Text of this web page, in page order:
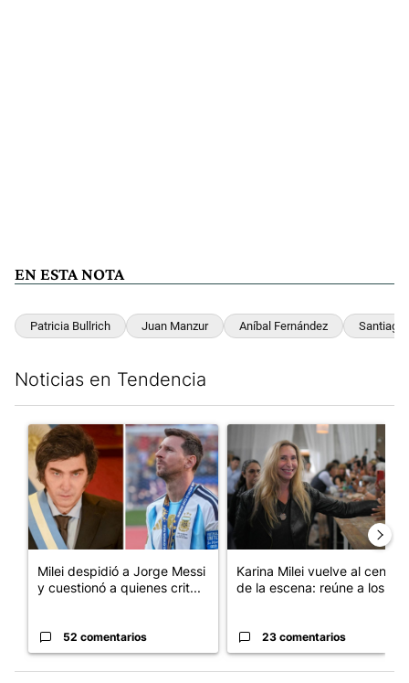
EN ESTA NOTA
Patricia Bullrich Juan Manzur Aníbal Fernández Santiago
Noticias en Tendencia
Un artículo de tendencia con el título "Milei despidió a Jorge
Milei despidió a Jorge Messi
y cuestionó a quienes crit...
52 comentarios
Un artículo de tendencia
Karina Milei vuelve al centro
de la escena: reúne a los...
23 comentarios